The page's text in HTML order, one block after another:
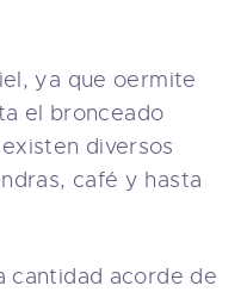
ya que oermite
el bronceado
diversos
café y hasta
cantidad acorde de